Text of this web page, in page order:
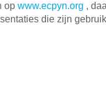
op www.ecpyn.org ,
die zijn